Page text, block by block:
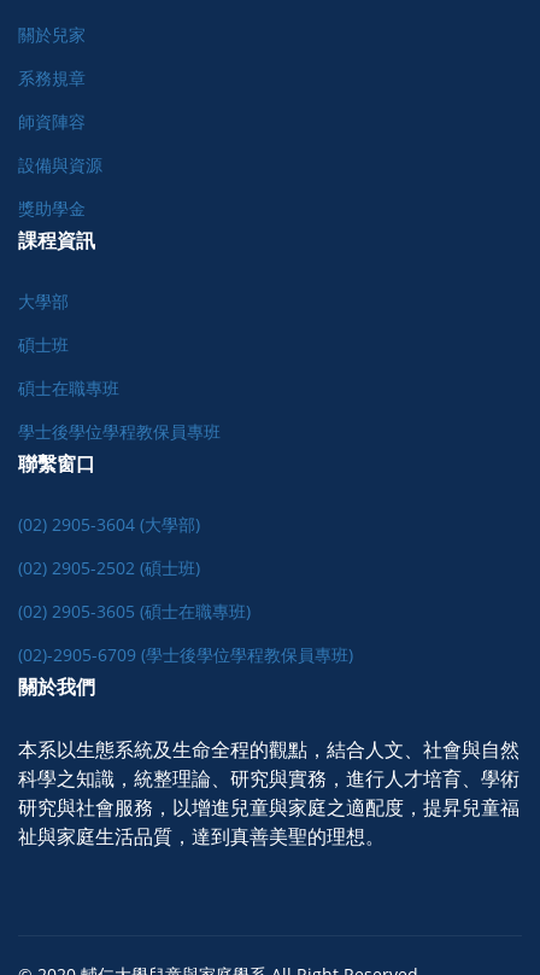
關於兒家
系務規章
師資陣容
設備與資源
獎助學金
課程資訊
大學部
碩士班
碩士在職專班
學士後學位學程教保員專班
聯繫窗口
(02) 2905-3604 (大學部)
(02) 2905-2502 (碩士班)
(02) 2905-3605 (碩士在職專班)
(02)-2905-6709 (學士後學位學程教保員專班)
關於我們
本系以生態系統及生命全程的觀點，結合人文、社會與自然
科學之知識，統整理論、研究與實務，進行人才培育、學術
研究與社會服務，以增進兒童與家庭之適配度，提昇兒童福
祉與家庭生活品質，達到真善美聖的理想。